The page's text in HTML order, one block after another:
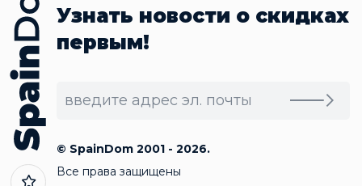
Узнать новости о скидках
первым!
© SpainDom 2001 - 2026.
Все права защищены